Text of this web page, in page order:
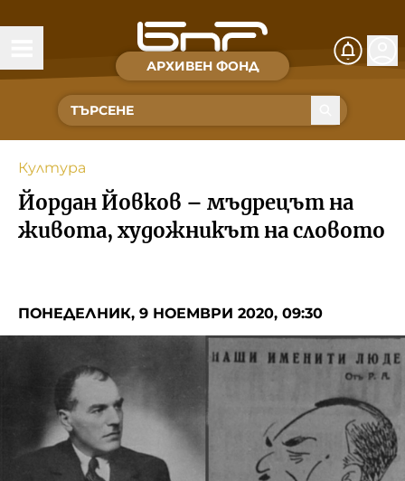
АРХИВЕН ФОНД
Времена и хора
Култура
Музика
Спорт
Съвет за електронни медии
БНР Новини
Детското.БНР
Култура
Йордан Йовков – мъдрецът на
живота, художникът на словото
ПОНЕДЕЛНИК, 9 НОЕМВРИ 2020, 09:30